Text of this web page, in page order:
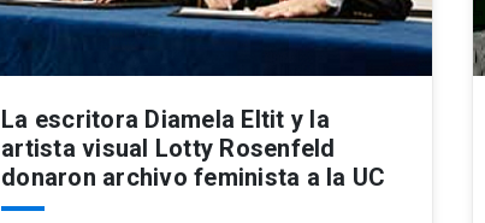
La escritora Diamela Eltit y la
artista visual Lotty Rosenfeld
donaron archivo feminista a la UC